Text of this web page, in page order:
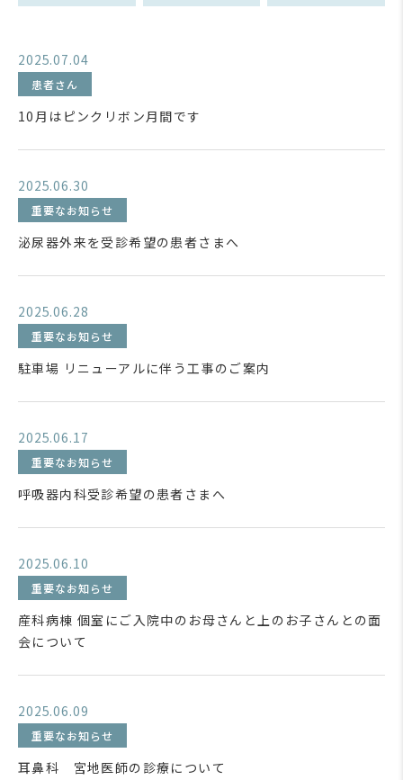
2025.07.04
患者さん
10月はピンクリボン月間です
2025.06.30
重要なお知らせ
泌尿器外来を受診希望の患者さまへ
2025.06.28
重要なお知らせ
駐車場 リニューアルに伴う工事のご案内
2025.06.17
重要なお知らせ
呼吸器内科受診希望の患者さまへ
2025.06.10
重要なお知らせ
産科病棟 個室にご入院中のお母さんと上のお子さんとの面
会について
2025.06.09
重要なお知らせ
耳鼻科 宮地医師の診療について